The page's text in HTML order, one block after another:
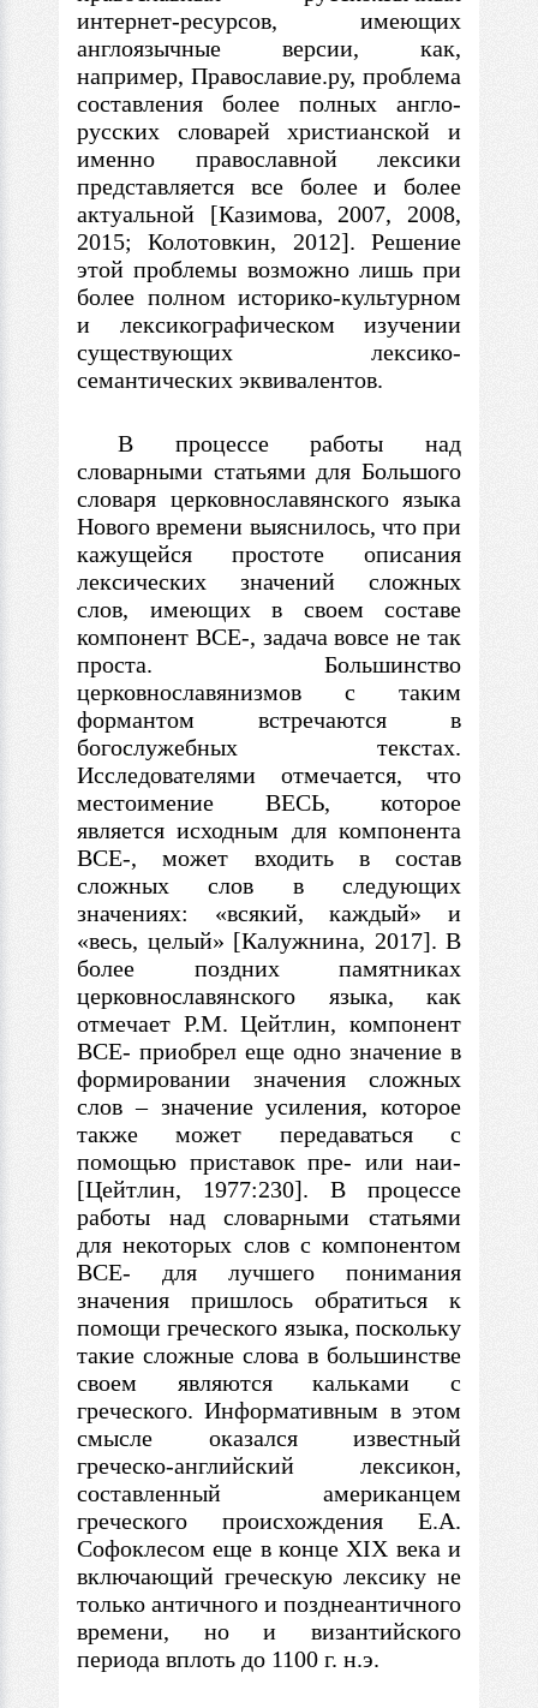
интернет-ресурсов, имеющих
англоязычные версии, как,
например, Православие.ру, проблема
составления более полных англо-
русских словарей христианской и
именно православной лексики
представляется все более и более
актуальной [Казимова, 2007, 2008,
2015; Колотовкин, 2012]. Решение
этой проблемы возможно лишь при
более полном историко-культурном
и лексикографическом изучении
существующих лексико-
семантических эквивалентов.
В процессе работы над
словарными статьями для Большого
словаря церковнославянского языка
Нового времени выяснилось, что при
кажущейся простоте описания
лексических значений сложных
слов, имеющих
в своем составе
компонент ВСЕ-, задача вовсе не так
проста. Большинство
церковнославянизмов с таким
формантом встречаются в
богослужебных текстах.
Исследователями отмечается, что
местоимение ВЕСЬ, которое
является исходным для компонента
ВСЕ-, может входитьв состав
сложных слов вследующих
значениях: «всякий, каждый» и
«весь, целый» [Калужнина, 2017]. В
более поздних памятниках
церковнославянского языка, как
отмечает Р.М. Цейтлин, компонент
ВСЕ- приобрел еще одно значение в
формировании значения сложных
слов –значение усиления, которое
также может передаватьсяс
помощью приставок пре- или наи-
[Цейтлин, 1977:230]. В процессе
работы над словарными статьями
для некоторых словс компонентом
ВСЕ- для лучшего понимания
значения пришлось обратиться к
помощи греческого языка, поскольку
такие сложные слова в большинстве
своем являются кальками с
греческого. Информативным в этом
смысле оказался известный
греческо-английский лексикон,
составленный американцем
греческого происхождения Е.А.
Софоклесом еще вконце XIX века и
включающий греческую лексику не
только античного и позднеантичного
времени, но и византийского
периода вплоть до 1100 г. н.э.